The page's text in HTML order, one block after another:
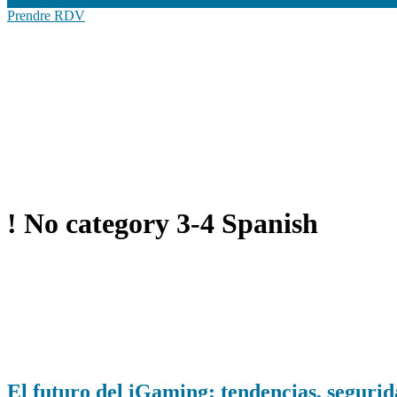
Prendre RDV
! No category 3-4 Spanish
El futuro del iGaming: tendencias,